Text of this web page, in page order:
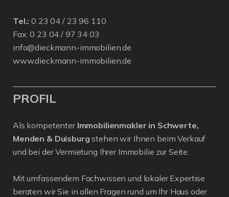
Tel.: 0 23 04 / 23 96 110
Fax: 0 23 04 / 97 34 03
info@dieckmann-immobilien.de
www.dieckmann-immobilien.de
PROFIL
Als kompetenter Immobilienmakler in Schwerte,
Menden & Duisburg stehen wir Ihnen beim Verkauf
und bei der Vermietung Ihrer Immobilie zur Seite.
Mit umfassendem Fachwissen und lokaler Expertise
beraten wir Sie in allen Fragen rund um Ihr Haus oder